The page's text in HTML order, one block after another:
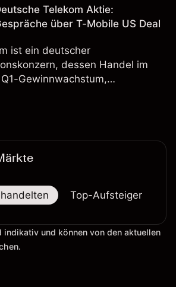
Telekom Aktie:
über T-Mobile US Deal
ist ein deutscher
dessen Handel im
Gewinnwachstum,
Berichte über einen möglichen
Top-Aufsteiger
indikativ und können von den aktuellen